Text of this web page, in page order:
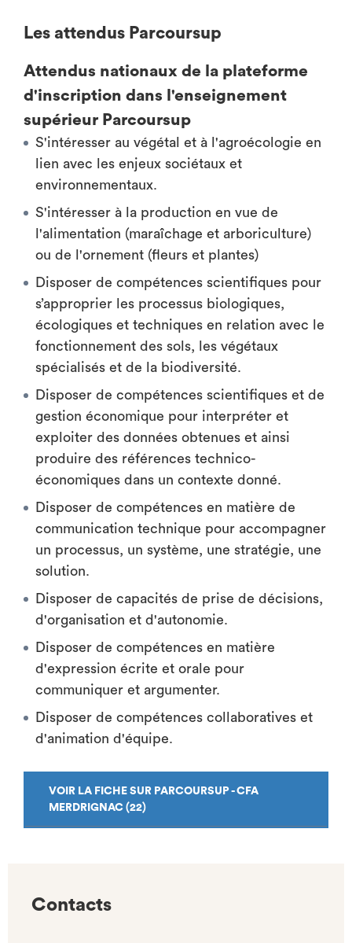
Les attendus Parcoursup
Attendus nationaux de la plateforme
d'inscription dans l'enseignement
supérieur Parcoursup
S'intéresser au végétal et à l'agroécologie en
lien avec les enjeux sociétaux et
environnementaux.
S'intéresser à la production en vue de
l'alimentation (maraîchage et arboriculture)
ou de l'ornement (fleurs et plantes)
Disposer de compétences scientifiques pour
s’approprier les processus biologiques,
écologiques et techniques en relation avec le
fonctionnement des sols, les végétaux
spécialisés et de la biodiversité.
Disposer de compétences scientifiques et de
gestion économique pour interpréter et
exploiter des données obtenues et ainsi
produire des références technico-
économiques dans un contexte donné.
Disposer de compétences en matière de
communication technique pour accompagner
un processus, un système, une stratégie, une
solution.
Disposer de capacités de prise de décisions,
d'organisation et d'autonomie.
Disposer de compétences en matière
d'expression écrite et orale pour
communiquer et argumenter.
Disposer de compétences collaboratives et
d'animation d'équipe.
VOIR LA FICHE SUR PARCOURSUP - CFA
MERDRIGNAC (22)
Contacts